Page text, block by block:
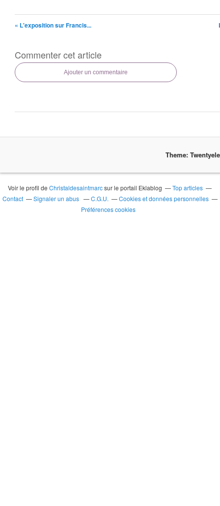
« L'exposition sur Francis...
Commenter cet article
Ajouter un commentaire
Theme:
Voir le profil deChristaldesaintmarcsur le portail Eklablog
Top articles
Contact
Signaler un abus C.G.U.
Cookies et données personnelles
Préférences cookies